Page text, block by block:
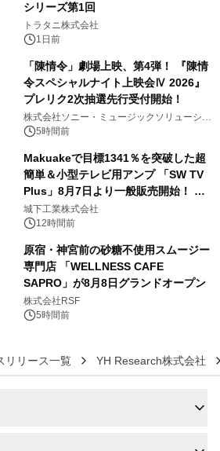
シリーズ第1回
トラタニ株式会社
1日前
「陳情令」劇場上映、第4弾！ 『陳情
令スペシャルナイト上映会Ⅳ 2026』
プレリク2次抽選先行受付開始！
株式会社ソニー・ミュージックソリューショ
ンズ5時間前
Makuakeで目標1341％を突破した超
簡単＆小型テレビ用アンプ 「SW TV
Plus」8月7日より一般販売開始！ ケ
ーブル1本つなぐだけ、テレビの音が
ぐっと豊かに
城下工業株式会社
12時間前
原宿・神宮前の砂糖不使用スムージー
専門店 「WELLNESS CAFE
SAPRO」が8月8日グランドオープン
株式会社RSF
5時間前
リリース一覧 YH Research株式会社